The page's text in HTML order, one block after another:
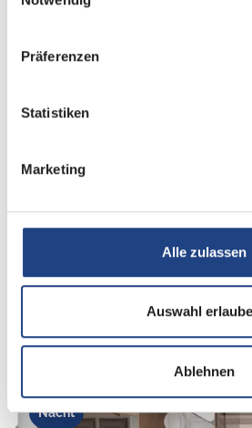
Präferenzen
Statistiken
Marketing
Alle zulassen
Auswahl
Ablehnen
Nacht